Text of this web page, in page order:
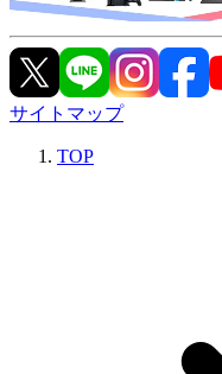
サイトマップ
TOP